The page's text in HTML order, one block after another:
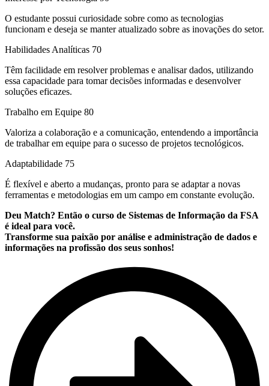
O estudante possui curiosidade sobre como as tecnologias
funcionam e deseja se manter atualizado sobre as inovações do setor.
Habilidades Analíticas 70
Têm facilidade em resolver problemas e analisar dados, utilizando
essa capacidade para tomar decisões informadas e desenvolver
soluções eficazes.
Trabalho em Equipe 80
Valoriza a colaboração e a comunicação, entendendo a importância
de trabalhar em equipe para o sucesso de projetos tecnológicos.
Adaptabilidade 75
É flexível e aberto a mudanças, pronto para se adaptar a novas
ferramentas e metodologias em um campo em constante evolução.
Deu Match? Então o curso de Sistemas de Informação da FSA
é ideal para você.
Transforme sua paixão por análise e administração de dados e
informações na profissão dos seus sonhos!